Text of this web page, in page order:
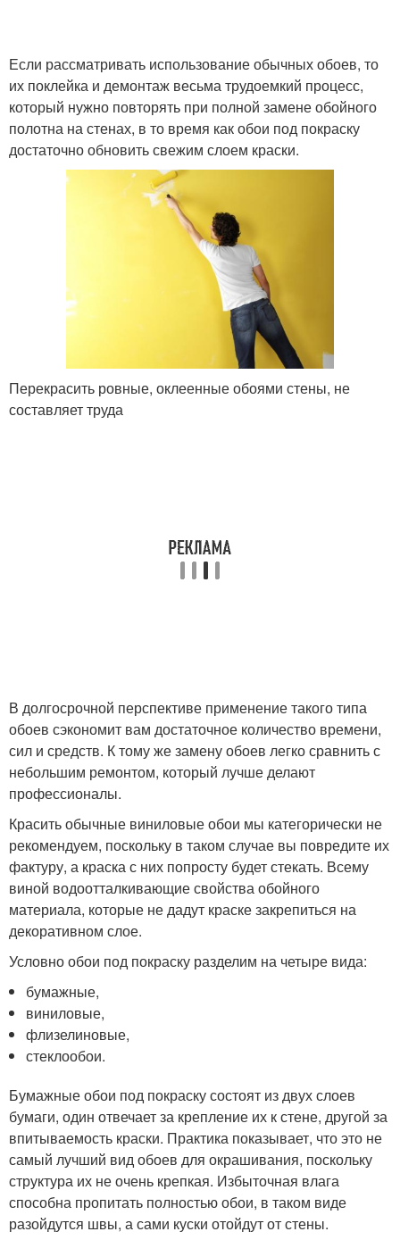
Если рассматривать использование обычных обоев, то
их поклейка и демонтаж весьма трудоемкий процесс,
который нужно повторять при полной замене обойного
полотна на стенах, в то время как обои под покраску
достаточно обновить свежим слоем краски.
Перекрасить ровные, оклеенные обоями стены, не
составляет труда
В долгосрочной перспективе применение такого типа
обоев сэкономит вам достаточное количество времени,
сил и средств. К тому же замену обоев легко сравнить с
небольшим ремонтом, который лучше делают
профессионалы.
Красить обычные виниловые обои мы категорически не
рекомендуем, поскольку в таком случае вы повредите их
фактуру, а краска с них попросту будет стекать. Всему
виной водоотталкивающие свойства обойного
материала, которые не дадут краске закрепиться на
декоративном слое.
Условно обои под покраску разделим на четыре вида:
бумажные,
виниловые,
флизелиновые,
стеклообои.
Бумажные обои под покраску состоят из двух слоев
бумаги, один отвечает за крепление их к стене, другой за
впитываемость краски. Практика показывает, что это не
самый лучший вид обоев для окрашивания, поскольку
структура их не очень крепкая. Избыточная влага
способна пропитать полностью обои, в таком виде
разойдутся швы, а сами куски отойдут от стены.